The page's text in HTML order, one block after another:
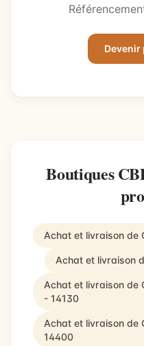
Boutiques
Achat et livraison de
Achat et livraison
Achat et livraison de
- 14130
Achat et livraison de
14400